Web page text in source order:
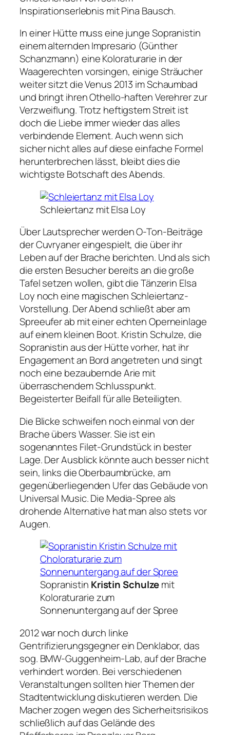
Inspirationserlebnis mit Pina Bausch.
In einer Hütte muss eine junge Sopranistin
einem alternden Impresario (Günther
Schanzmann) eine Koloraturarie in der
Waagerechten vorsingen, einige Sträucher
weiter sitzt die Venus 2013 im Schaumbad
und bringt ihren Othello-haften Verehrer zur
Verzweiflung. Trotz heftigstem Streit ist
doch die Liebe immer wieder das alles
verbindende Element. Auch wenn sich
sicher nicht alles auf diese einfache Formel
herunterbrechen lässt, bleibt dies die
wichtigste Botschaft des Abends.
Schleiertanz mit Elsa Loy
Über Lautsprecher werden O-Ton-Beiträge
der Cuvryaner eingespielt, die über ihr
Leben auf der Brache berichten. Und als sich
die ersten Besucher bereits an die große
Tafel setzen wollen, gibt die Tänzerin Elsa
Loy noch eine magischen Schleiertanz-
Vorstellung. Der Abend schließt aber am
Spreeufer ab mit einer echten Operneinlage
auf einem kleinen Boot. Kristin Schulze, die
Sopranistin aus der Hütte vorher, hat ihr
Engagement an Bord angetreten und singt
noch eine bezaubernde Arie mit
überraschendem Schlusspunkt.
Begeisterter Beifall für alle Beteiligten.
Die Blicke schweifen noch einmal von der
Brache übers Wasser. Sie ist ein
sogenanntes Filet-Grundstück in bester
Lage. Der Ausblick könnte auch besser nicht
sein, links die Oberbaumbrücke, am
gegenüberliegenden Ufer das Gebäude von
Universal Music. Die Media-Spree als
drohende Alternative hat man also stets vor
Augen.
Sopranistin Kristin Schulzemit
Koloraturarie zum
Sonnenuntergang auf der Spree
2012 war noch durch linke
Gentrifizierungsgegner ein Denklabor, das
sog. BMW-Guggenheim-Lab, auf der Brache
verhindert worden. Bei verschiedenen
Veranstaltungen sollten hier Themen der
Stadtentwicklung diskutieren werden. Die
Macher zogen wegen des Sicherheitsrisikos
schließlich auf das Gelände des